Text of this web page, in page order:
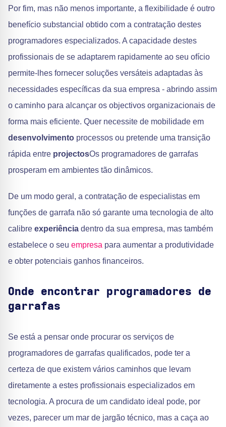
Por fim, mas não menos importante, a flexibilidade é outro
benefício substancial obtido com a contratação destes
programadores especializados. A capacidade destes
profissionais de se adaptarem rapidamente ao seu ofício
permite-lhes fornecer soluções versáteis adaptadas às
necessidades específicas da sua empresa - abrindo assim
o caminho para alcançar os objectivos organizacionais de
forma mais eficiente. Quer necessite de mobilidade em
desenvolvimento processos ou pretende uma transição
rápida entre projectosOs programadores de garrafas
prosperam em ambientes tão dinâmicos.
De um modo geral, a contratação de especialistas em
funções de garrafa não só garante uma tecnologia de alto
calibre experiência dentro da sua empresa, mas também
estabelece o seu empresa para aumentar a produtividade
e obter potenciais ganhos financeiros.
Onde encontrar programadores de
garrafas
Se está a pensar onde procurar os serviços de
programadores de garrafas qualificados, pode ter a
certeza de que existem vários caminhos que levam
diretamente a estes profissionais especializados em
tecnologia. A procura de um candidato ideal pode, por
vezes, parecer um mar de jargão técnico, mas a caça ao